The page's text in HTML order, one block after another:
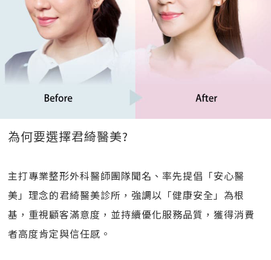
為何要選擇君綺醫美?
主打專業整形外科醫師團隊聞名、率先提倡「安心醫
美」理念的君綺醫美診所，強調以「健康安全」為根
基，重視顧客滿意度，並持續優化服務品質，獲得消費
者高度肯定與信任感。